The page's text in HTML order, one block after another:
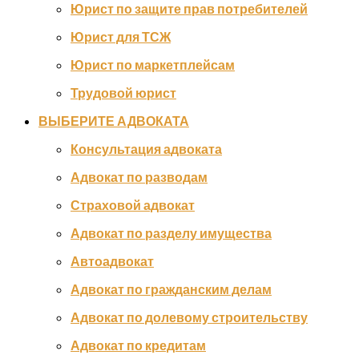
Юрист по защите прав потребителей
Юрист для ТСЖ
Юрист по маркетплейсам
Трудовой юрист
ВЫБЕРИТЕ АДВОКАТА
Консультация адвоката
Адвокат по разводам
Страховой адвокат
Адвокат по разделу имущества
Автоадвокат
Адвокат по гражданским делам
Адвокат по долевому строительству
Адвокат по кредитам